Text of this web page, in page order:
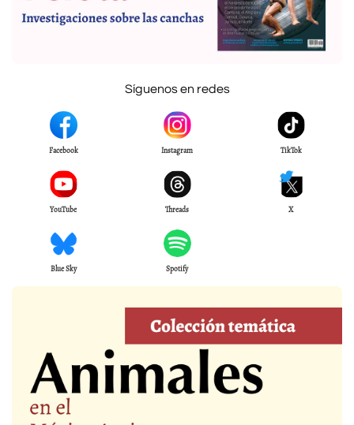
Síguenos en redes
Facebook Instagram TikTok
YouTube Threads X
Blue Sky Spotify